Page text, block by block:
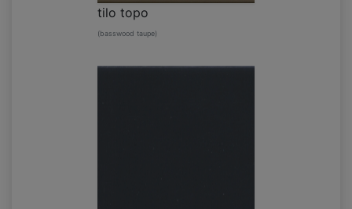
tilo topo
(basswood taupe)